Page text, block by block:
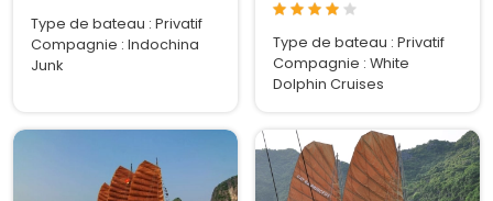
Type de bateau : Privatif
Compagnie : Indochina
Junk
Type de bateau : Privatif
Compagnie : White
Dolphin Cruises